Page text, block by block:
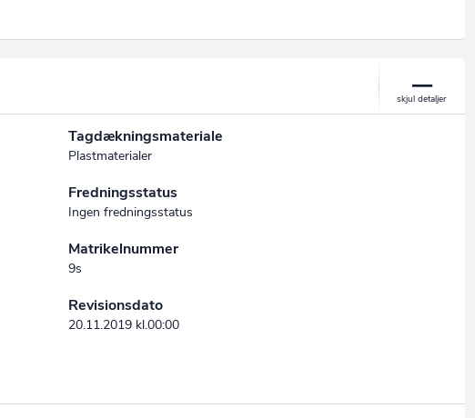
Tagdækningsmateriale
Plastmaterialer
Fredningsstatus
Ingen fredningsstatus
Matrikelnummer
9s
Revisionsdato
20.11.2019 kl.00:00